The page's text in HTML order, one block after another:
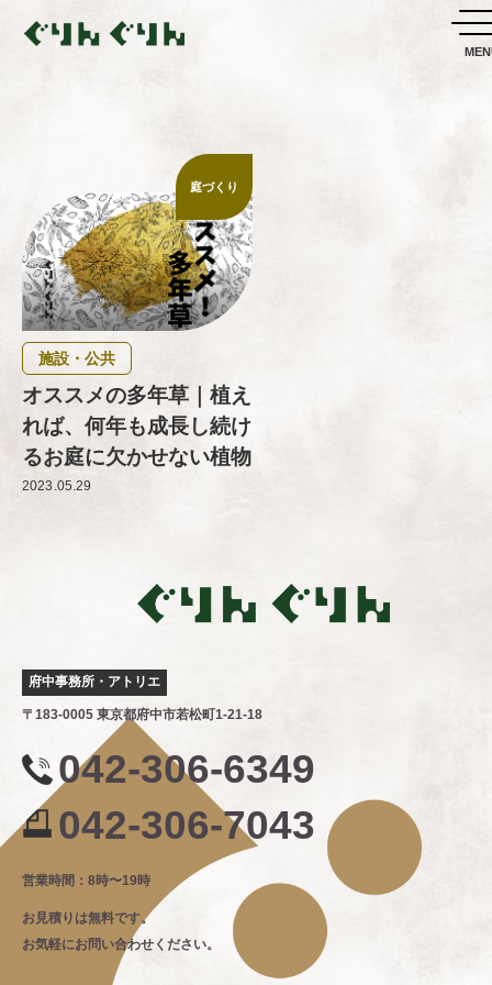
庭づくり
施設・公共
オススメの多年草｜植え
れば、何年も成長し続け
るお庭に欠かせない植物
2023.05.29
府中事務所・アトリエ
〒183-0005 東京都府中市若松町1-21-18
042-306-6349
042-306-7043
営業時間：8時〜19時
お見積りは無料です。
お気軽にお問い合わせください。